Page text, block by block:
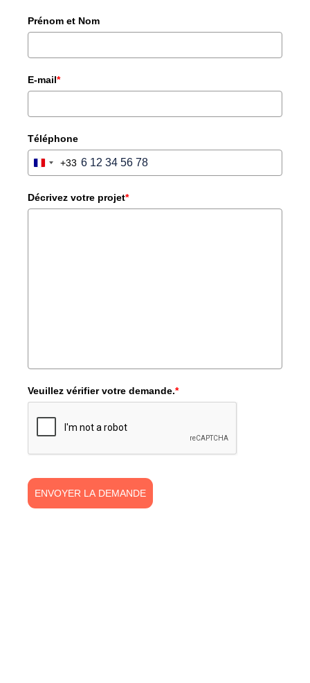
Prénom et Nom
E-mail*
Téléphone
FRANCE
+33
Décrivez votre projet*
Veuillez vérifier votre demande.*
ENVOYER LA DEMANDE